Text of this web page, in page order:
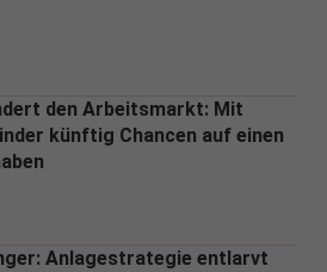
den Arbeitsmarkt: Mit
künftig Chancen auf einen
Anlagestrategie entlarvt